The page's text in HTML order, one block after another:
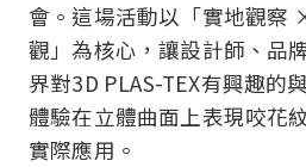
會。這場活動以「實地觀
觀」為核心，讓設計師、品
界對3D PLAS-TEX有興趣的
體驗在立體曲面上表現咬花
實際應用。